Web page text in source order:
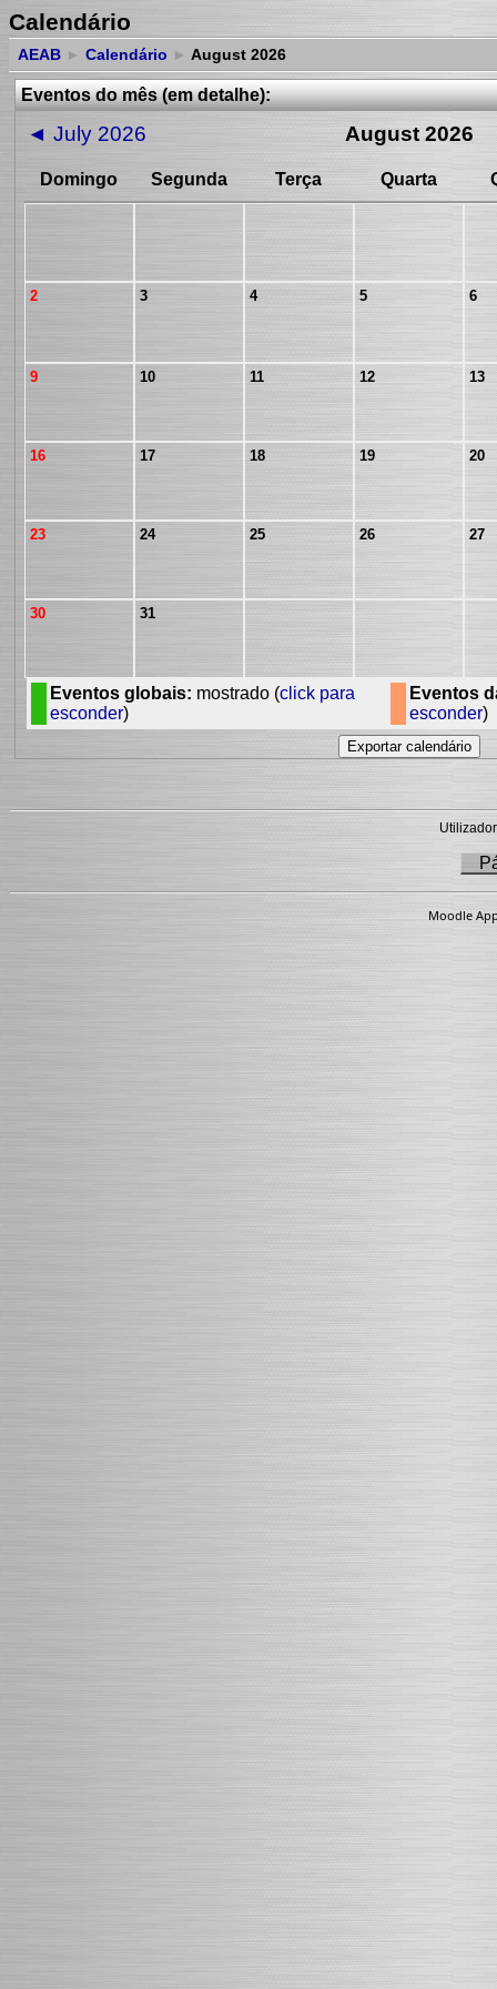
Calendário
AEAB ► Calendário ► August 2026
Eventos do mês (em detalhe):
◄ July 2026 August 2026
Domingo Segunda Terça Quarta
2 3 4 5 6
9 10 11 12 13
16 17 18 19 20
23 24 25 26 27
30 31
Eventos globais: mostrado (click para
esconder)
Eventos
esconder)
Moodle